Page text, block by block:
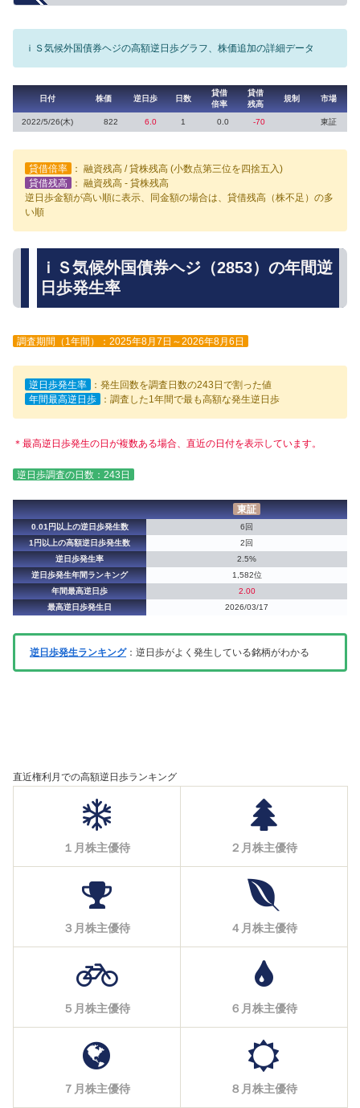
ｉＳ気候外国債券ヘジの高額逆日歩グラフ、株価追加の詳細データ
日付 株価 逆日歩 日数
貸借
倍率
貸借
残高
規制 市場
2022/5/26(木) 822 6.0 1 0.0 -70 東証
貸借倍率
： 融資残高 / 貸株残高 (小数点第三位を四捨五入)
貸借残高
： 融資残高 - 貸株残高
逆日歩金額が高い順に表示、同金額の場合は、貸借残高（株不足）の多
い順
ｉＳ気候外国債券ヘジ（2853）の年間逆
日歩発生率
調査期間（1年間）：2025年8月7日～2026年8月6日
逆日歩発生率
：発生回数を調査日数の243日で割った値
年間最高逆日歩
：調査した1年間で最も高額な発生逆日歩
＊最高逆日歩発生の日が複数ある場合、直近の日付を表示しています。
逆日歩調査の日数：243日
東証
0.01円以上の逆日歩発生数
6回
1円以上の高額逆日歩発生数
2回
逆日歩発生率
2.5%
逆日歩発生年間ランキング
1,582位
年間最高逆日歩
2.00
最高逆日歩発生日
2026/03/17
逆日歩発生ランキング：逆日歩がよく発生している銘柄がわかる
直近権利月での高額逆日歩ランキング
１月株主優待 ２月株主優待
３月株主優待 ４月株主優待
５月株主優待 ６月株主優待
７月株主優待 ８月株主優待